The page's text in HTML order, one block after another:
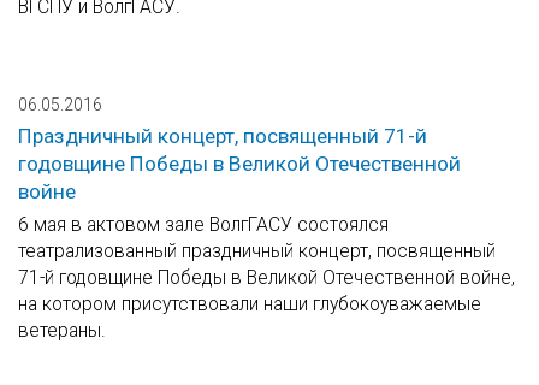
ВГСПУ и ВолгГАСУ.
06.05.2016
Праздничный концерт, посвященный 71-й
годовщине Победы в Великой Отечественной
войне
6 мая в актовом зале ВолгГАСУ состоялся
театрализованный праздничный концерт, посвященный
71-й годовщине Победы в Великой Отечественной войне,
на котором присутствовали наши глубокоуважаемые
ветераны.